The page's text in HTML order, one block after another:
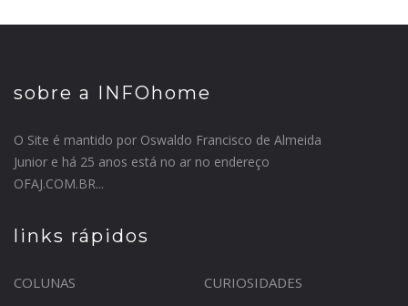
sobre a INFOhome
O Site é mantido por Oswaldo Francisco de Almeida
Junior e há 25 anos está no ar no endereço
OFAJ.COM.BR...
links rápidos
COLUNAS
CURIOSIDADES